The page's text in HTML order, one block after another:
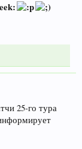
25-го тура